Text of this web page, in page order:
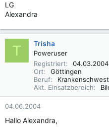
LG
Alexandra
T Trisha
Poweruser
Registriert
04.03.2004
Ort
Göttingen
Beruf
Akt. Einsatzbereich
04.06.2004
Hallo Alexandra,